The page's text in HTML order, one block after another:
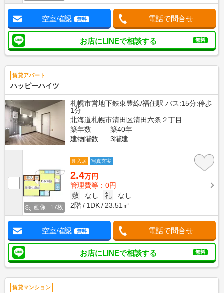
空室確認 無料 電話で問合せ
お店にLINEで相談する 無料
賃貸アパート
ハッピーハイツ
札幌市営地下鉄東豊線/福住駅 バス:15分:停歩
1分
北海道札幌市清田区清田六条２丁目
築年数
築40年
建物階数
3階建
画像 : 17枚
即入居 写真充実
2.4万円
管理費等：0円
敷
なし 礼
なし
2階
1DK 23.51㎡
空室確認 無料 電話で問合せ
お店にLINEで相談する 無料
賃貸マンション